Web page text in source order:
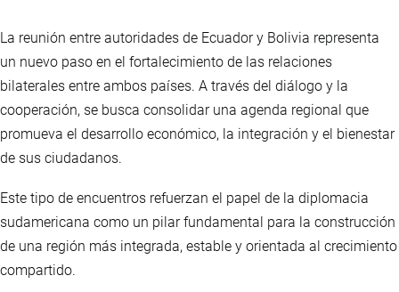
La reunión entre autoridades de Ecuador y Bolivia representa
un nuevo paso en el fortalecimiento de las relaciones
bilaterales entre ambos países. A través del diálogo y la
cooperación, se busca consolidar una agenda regional que
promueva el desarrollo económico, la integración y el bienestar
de sus ciudadanos.
Este tipo de encuentros refuerzan el papel de la diplomacia
sudamericana como un pilar fundamental para la construcción
de una región más integrada, estable y orientada al crecimiento
compartido.